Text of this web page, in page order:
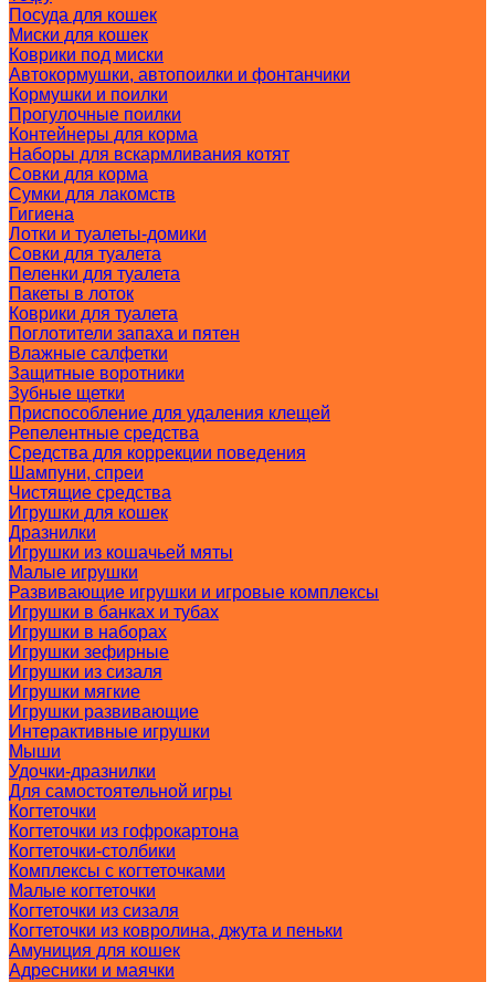
Посуда для кошек
Миски для кошек
Коврики под миски
Автокормушки, автопоилки и фонтанчики
Кормушки и поилки
Прогулочные поилки
Контейнеры для корма
Наборы для вскармливания котят
Совки для корма
Сумки для лакомств
Гигиена
Лотки и туалеты-домики
Совки для туалета
Пеленки для туалета
Пакеты в лоток
Коврики для туалета
Поглотители запаха и пятен
Влажные салфетки
Защитные воротники
Зубные щетки
Приспособление для удаления клещей
Репелентные средства
Средства для коррекции поведения
Шампуни, спреи
Чистящие средства
Игрушки для кошек
Дразнилки
Игрушки из кошачьей мяты
Малые игрушки
Развивающие игрушки и игровые комплексы
Игрушки в банках и тубах
Игрушки в наборах
Игрушки зефирные
Игрушки из сизаля
Игрушки мягкие
Игрушки развивающие
Интерактивные игрушки
Мыши
Удочки-дразнилки
Для самостоятельной игры
Когтеточки
Когтеточки из гофрокартона
Когтеточки-столбики
Комплексы с когтеточками
Малые когтеточки
Когтеточки из сизаля
Когтеточки из ковролина, джута и пеньки
Амуниция для кошек
Адресники и маячки